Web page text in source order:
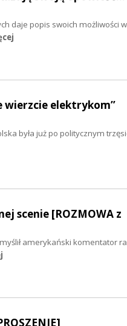
daje popis swoich możliwości
wierzcie elektrykom”
była już po politycznym
scenie [ROZMOWA z
amerykański komentator